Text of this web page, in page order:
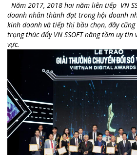
Năm 2017, 2018 hai năm liên tiếp VN
doanh nhân thành đạt trong hội doanh
kinh doanh và tiếp thị bầu chọn, đây
trọng thúc đẩy VN SSOFT nâng tầm uy
vực.